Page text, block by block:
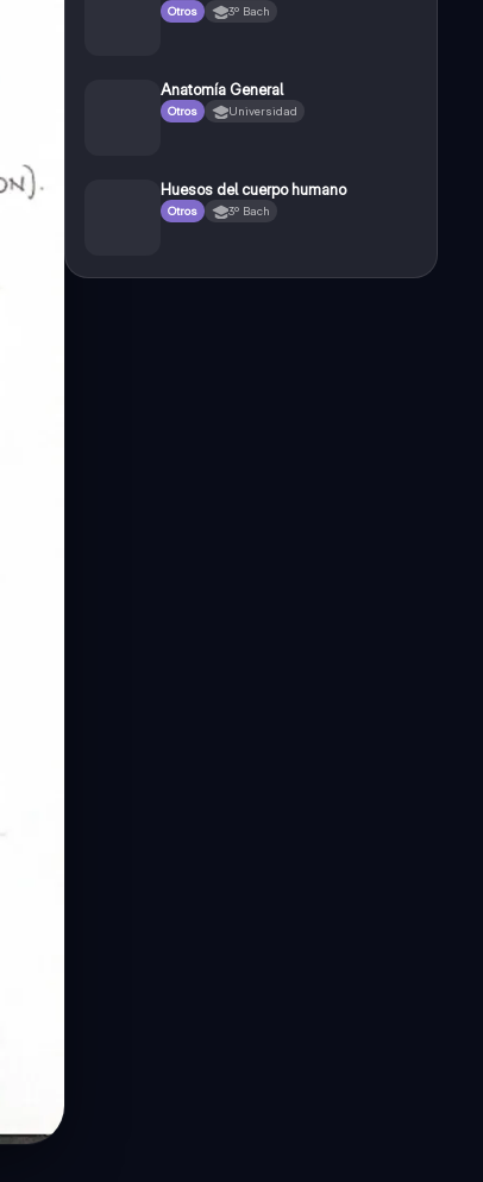
Otros 3º Bach
Anatomía General
Otros Universidad
Huesos del cuerpo humano
Otros 3º Bach